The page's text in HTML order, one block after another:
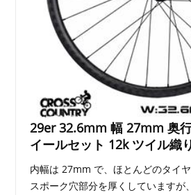
29er 32.6mm 幅 27mm 奥
イールセット 12k ツイル織
内幅は 27mm で、ほとんどのタイヤ
スポーク穴部分を厚くしていますが